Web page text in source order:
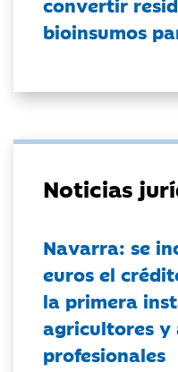
bioinsumos
Noticias
Navarra: se
euros el
la primera
agricultores
profesionales